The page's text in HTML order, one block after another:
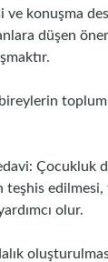
konuşma
düşen
Çocukluk
teşhis
olur.